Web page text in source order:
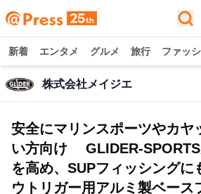
新着 エンタメ グルメ 旅行 ファッ
株式会社メイジエ
安全にマリンスポーツやカヤ
い方向け GLIDER-SPORTS
を高め、SUPフィッシングに
ウトリガー用アルミ製ベース